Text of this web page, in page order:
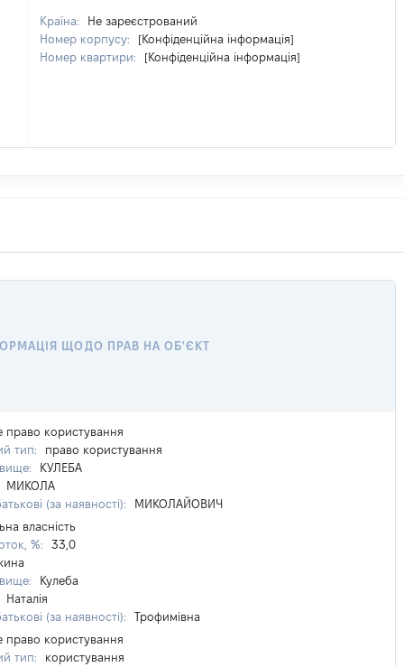
Країна:
Не зареєстрований
Номер корпусу:
[Конфіденційна інформація]
Номер квартири:
[Конфіденційна інформація]
ЩОДО ПРАВ НА ОБ'ЄКТ
право користування
тип:
право користування
КУЛЕБА
МИКОЛА
(за наявності):
МИКОЛАЙОВИЧ
власність
%:
33,0
Кулеба
Наталія
(за наявності):
Трофимівна
право користування
тип:
користування